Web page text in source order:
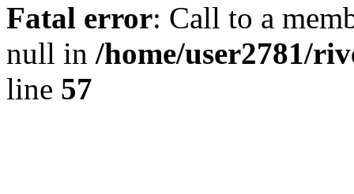
Fatal error: Call to a
null in /home/user2781/
line 57